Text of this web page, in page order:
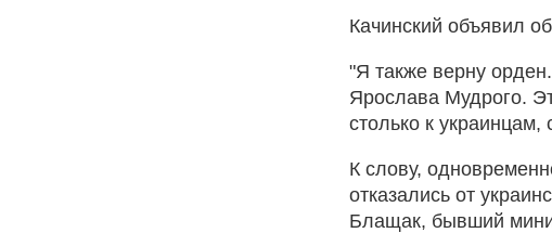
Качинский объявил
"Я также верну
Ярослава Мудрого.
столько к украинцам,
К слову,
отказались от
Блащак, бывший